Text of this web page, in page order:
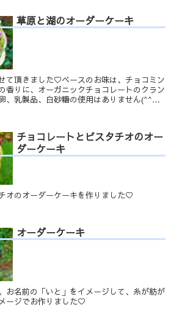
草原と湖のオーダーケーキ
て頂きました♡ベースのお味は、チョコミン
香りに、オーガニックチョコレートのクラン
、乳製品、白砂糖の使用はありません(^^♪
チョコレートとピスタチオのオー
ダーケーキ
オのオーダーケーキを作りました♡
オーダーケーキ
お名前の「いと」をイメージして、糸が紡が
ージでお作りました♡